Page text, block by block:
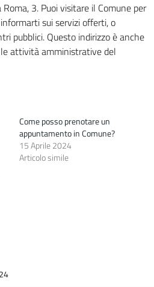
Roma, 3. Puoi visitare il Comune per
sui servizi offerti, o
pubblici. Questo indirizzo è anche
attività amministrative del
Come posso prenotare un
appuntamento in Comune?
15 Aprile 2024
Articolo simile